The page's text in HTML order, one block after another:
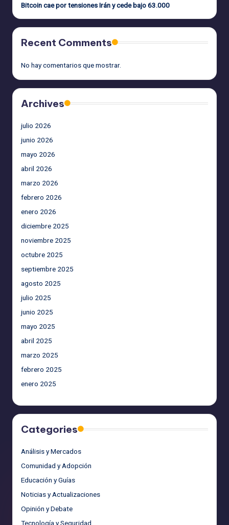
Bitcoin cae por tensiones Irán y cede bajo 63.000
Recent Comments
No hay comentarios que mostrar.
Archives
julio 2026
junio 2026
mayo 2026
abril 2026
marzo 2026
febrero 2026
enero 2026
diciembre 2025
noviembre 2025
octubre 2025
septiembre 2025
agosto 2025
julio 2025
junio 2025
mayo 2025
abril 2025
marzo 2025
febrero 2025
enero 2025
Categories
Análisis y Mercados
Comunidad y Adopción
Educación y Guías
Noticias y Actualizaciones
Opinión y Debate
Tecnología y Seguridad